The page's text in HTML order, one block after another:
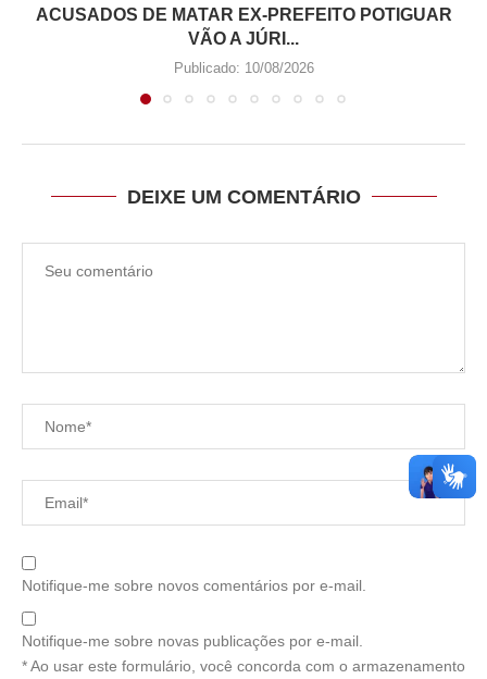
ACUSADOS DE MATAR EX-PREFEITO POTIGUAR
VÃO A JÚRI...
Publicado: 10/08/2026
DEIXE UM COMENTÁRIO
Notifique-me sobre novos comentários por e-mail.
Notifique-me sobre novas publicações por e-mail.
* Ao usar este formulário, você concorda com o armazenamento